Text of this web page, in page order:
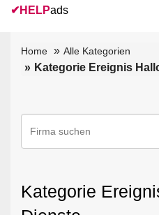
✔ HELPads
Home Alle Kategorien
Kategorie Ereignis
Kategorie